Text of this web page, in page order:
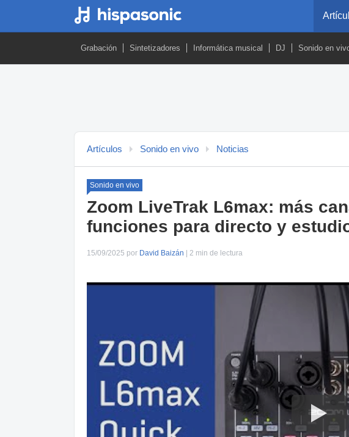
Grabación Sintetizadores Informática musical DJ Sonido en
Artículos Sonido en vivo Noticias
Sonido en vivo
Zoom LiveTrak L6max: más
funciones para directo y
15/09/2025 por David Baizán | 2 min de lectura